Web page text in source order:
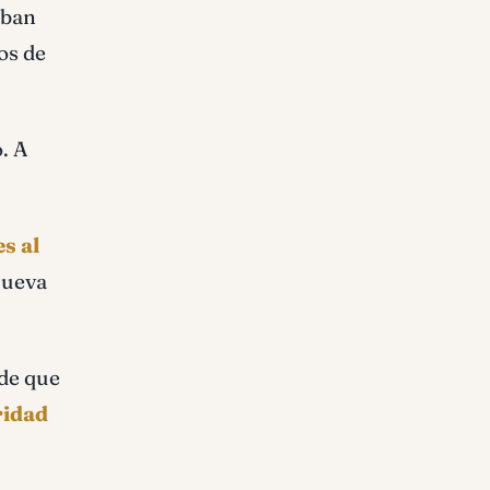
de
A
al
que